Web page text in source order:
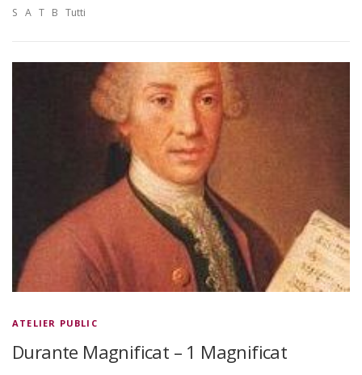
S A T B Tutti
ATELIER PUBLIC
Durante Magnificat – 1 Magnificat